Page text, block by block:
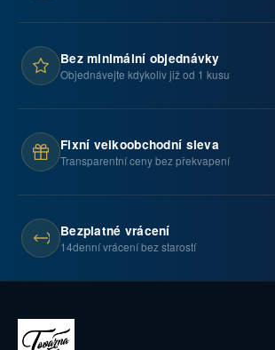
Bez minimální objednávky
Objednávejte kdykoliv již od 1 kusu
Fixní velkoobchodní sleva
Transparentní ceny bez překvapení
Bezplatné vrácení
14denní vrácení bez starostí